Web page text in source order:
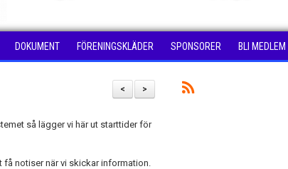
DOKUMENT FÖRENINGSKLÄDER SPONSORER BLI MEDLEM
>
<
så lägger vi här ut starttider för
få notiser när vi skickar information.